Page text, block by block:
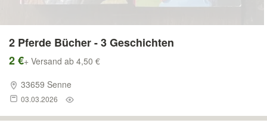
2 Pferde Bücher - 3 Geschichten
2 €+ Versand ab 4,50 €
33659 Senne
03.03.2026